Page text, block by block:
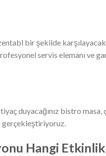
bir şekilde karşılayacak
servis elemanı ve
duyacağınız bistro masa,
gerçekleştiriyoruz.
Hangi